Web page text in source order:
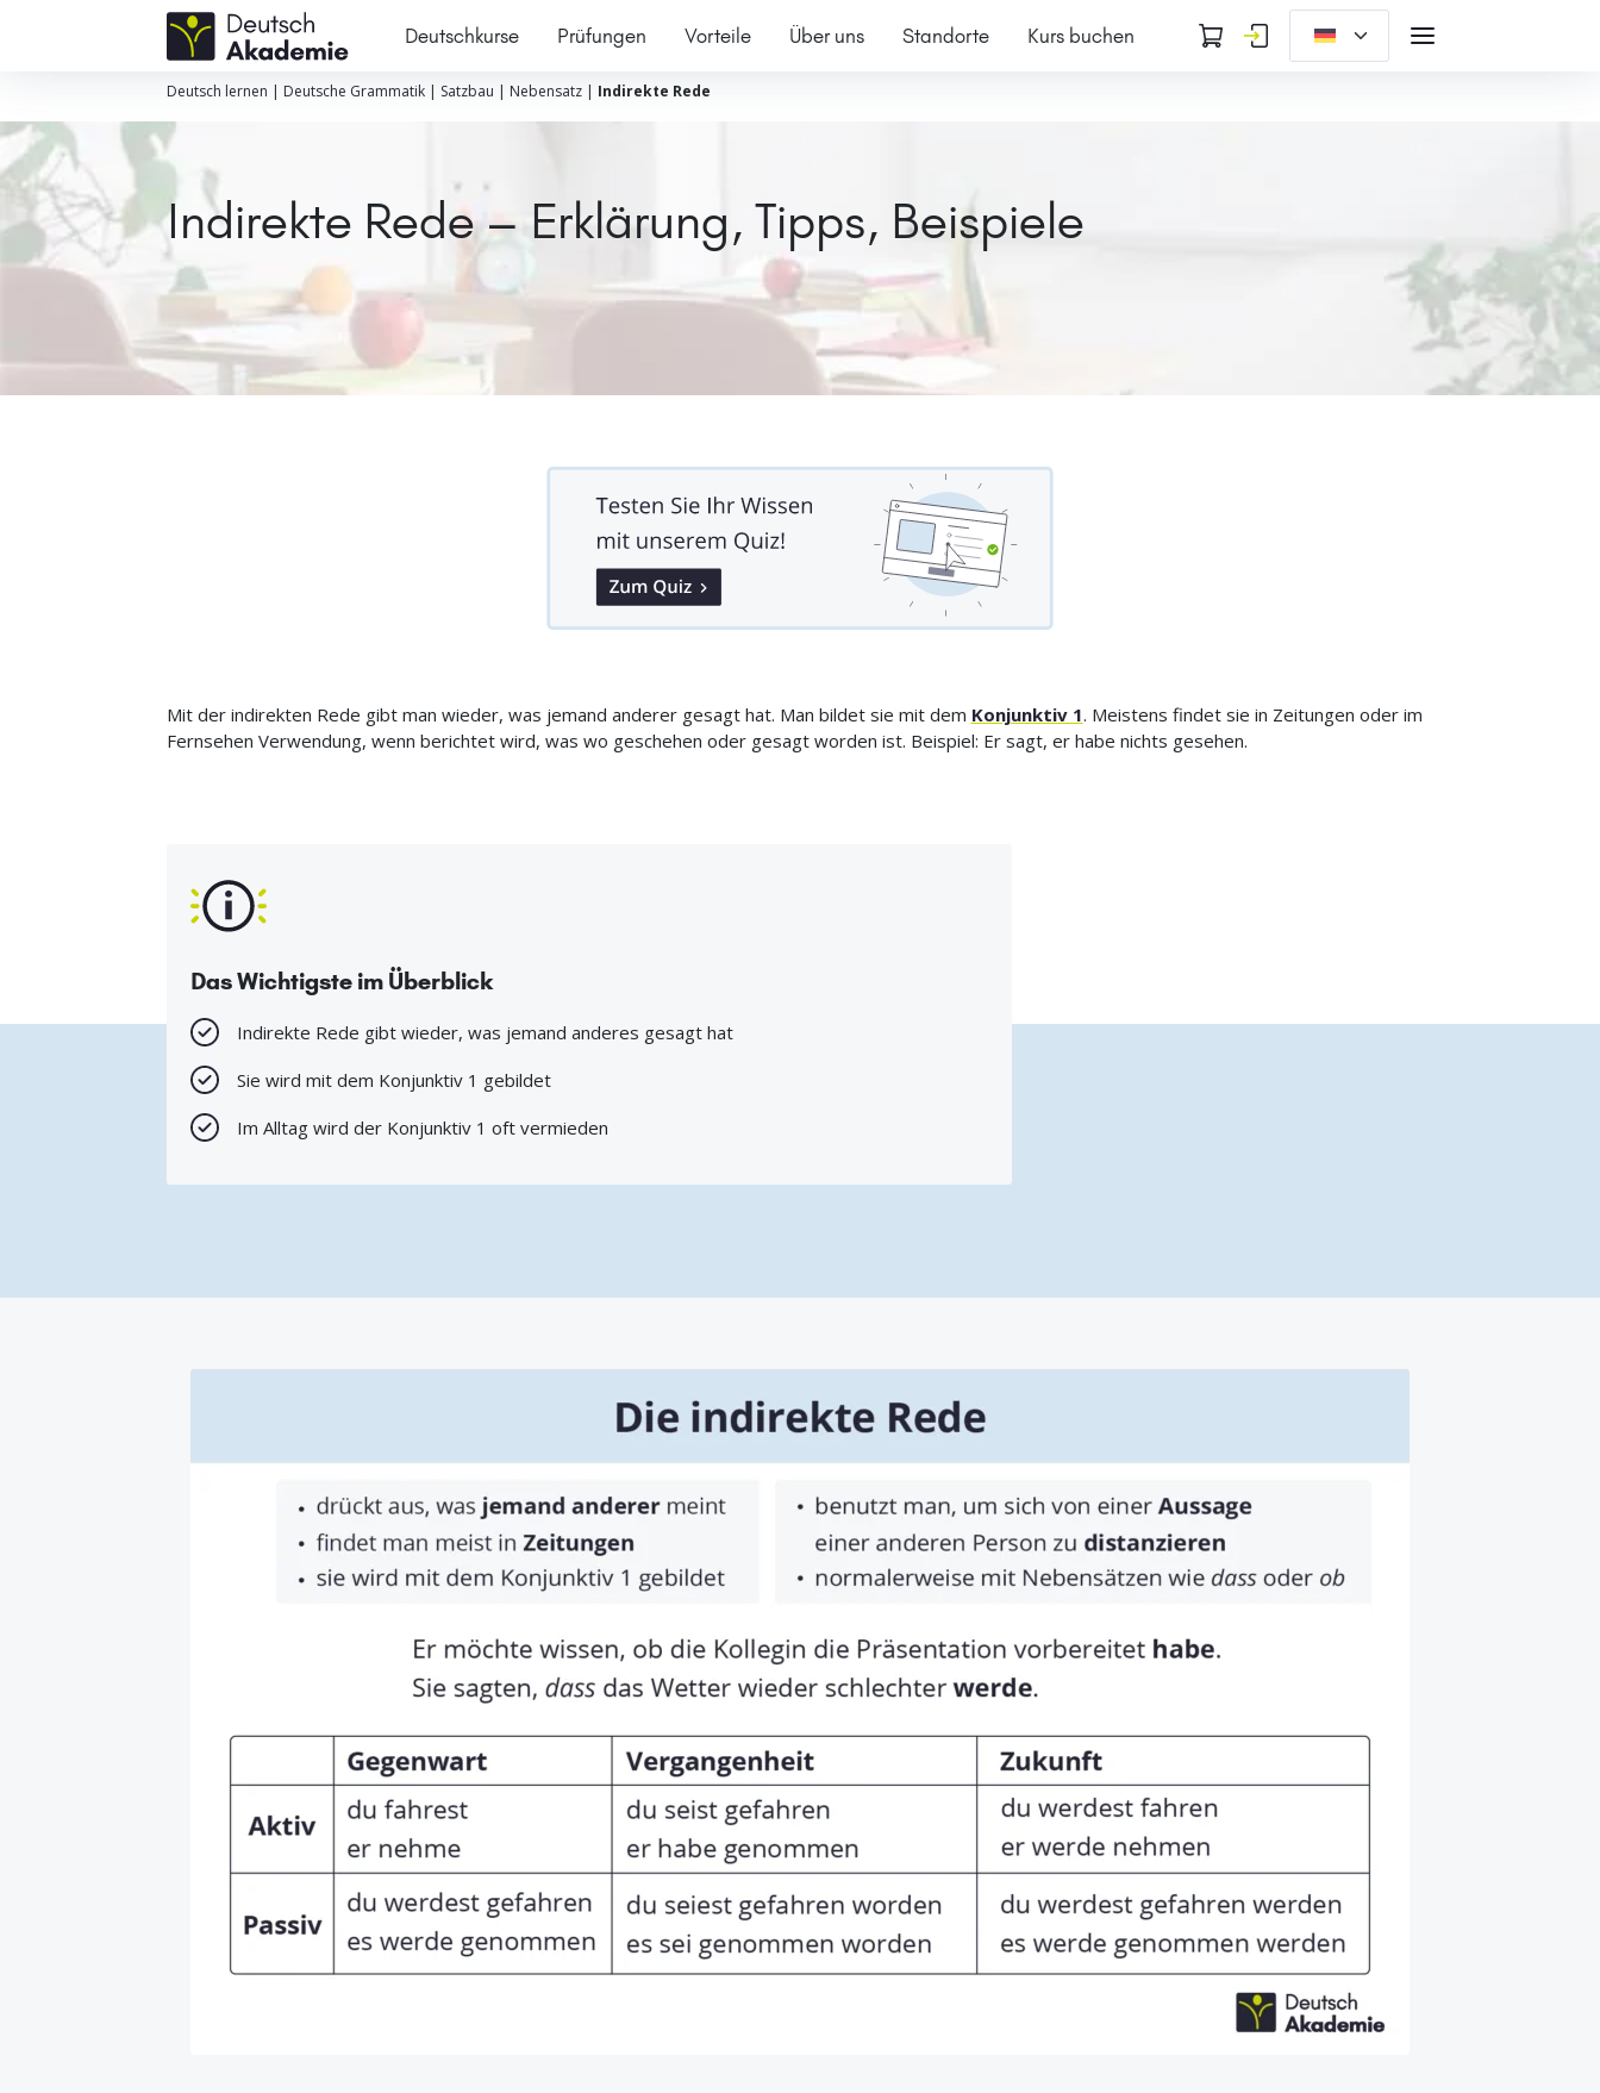
Deutschkurse Prüfungen Vorteile Über uns Standorte Kurs buchen
Deutsch lernen | Deutsche Grammatik| Satzbau | Nebensatz| Indirekte Rede
Indirekte Rede – Erklärung, Tipps, Beispiele
Mit der indirekten Rede gibt man wieder, was jemand anderer gesagt hat. Man bildet sie mit dem Konjunktiv 1. Meistens findet sie in Zeitungen oder im
Fernsehen Verwendung, wenn berichtet wird, was wo geschehen oder gesagt worden ist. Beispiel: Er sagt, er habe nichts gesehen.
Das Wichtigste im Überblick
Indirekte Rede gibt wieder, was jemand anderes gesagt hat
Sie wird mit dem Konjunktiv 1 gebildet
Im Alltag wird der Konjunktiv 1 oft vermieden